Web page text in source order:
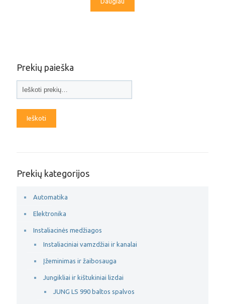
Prekių paieška
Ieškoti
Prekių kategorijos
Automatika
Elektronika
Instaliacinės medžiagos
Instaliaciniai vamzdžiai ir kanalai
Įžeminimas ir žaibosauga
Jungikliai ir kištukiniai lizdai
JUNG LS 990 baltos spalvos